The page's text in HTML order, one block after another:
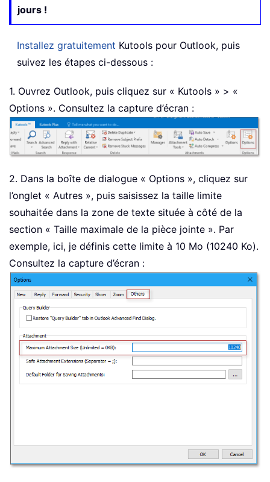
jours !
Installez gratuitement Kutools pour Outlook, puis
suivez les étapes ci-dessous :
1. Ouvrez Outlook, puis cliquez sur « Kutools » > «
Options ». Consultez la capture d’écran :
2. Dans la boîte de dialogue « Options », cliquez sur
l’onglet « Autres », puis saisissez la taille limite
souhaitée dans la zone de texte située à côté de la
section « Taille maximale de la pièce jointe ». Par
exemple, ici, je définis cette limite à 10 Mo (10240 Ko).
Consultez la capture d’écran :